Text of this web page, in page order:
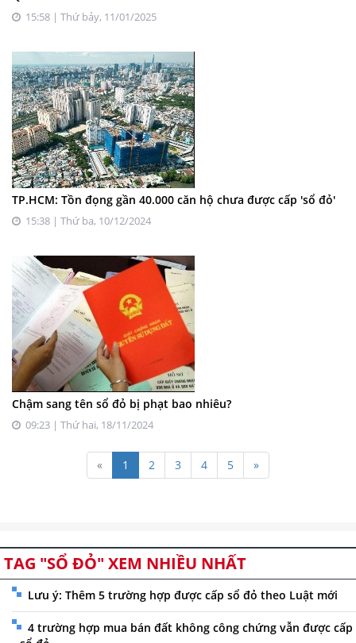
15:58 | Thứ bảy, 11/01/2025
TP.HCM: Tồn đọng gần 40.000 căn hộ chưa được cấp 'sổ đỏ'
15:38 | Thứ ba, 10/12/2024
Chậm sang tên sổ đỏ bị phạt bao nhiêu?
09:23 | Thứ hai, 18/11/2024
« 1 2 3 4 5 »
TAG "SỔ ĐỎ" XEM NHIỀU NHẤT
Lưu ý: Thêm 5 trường hợp được cấp sổ đỏ theo Luật mới
4 trường hợp mua bán đất không công chứng vẫn được cấp